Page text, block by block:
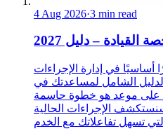
4 Aug 2026·3 min read
– دليل 2027
في إدارة الإجراءات
الدليل الشامل لمساعدتك في
2027. الحصول على موعد هو خطوة حاسمة
الإجراءات الحالية